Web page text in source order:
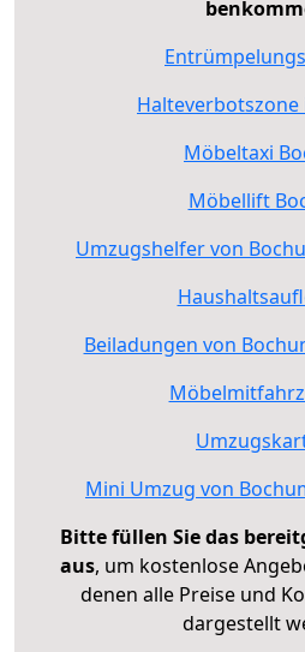
Halteverbotszone
Möbeltaxi
Möbellift
Umzugshelfer von
Beiladungen von
Mini Umzug von
Bitte füllen Sie das
aus, um kostenlose
denen alle Preise und
dargestellt